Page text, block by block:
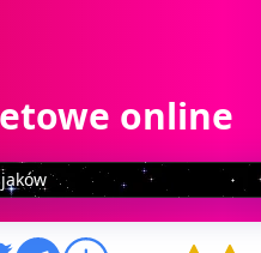
online